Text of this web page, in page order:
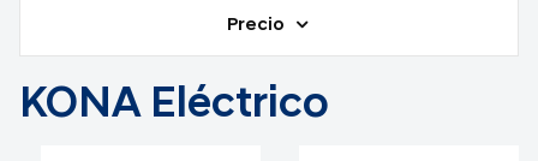
Precio
KONA Eléctrico